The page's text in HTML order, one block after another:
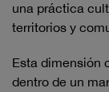
una práctica
territorios y
Esta dimensión
dentro de un